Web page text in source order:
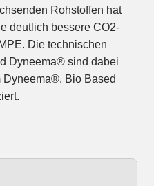
Rohstoffen hat
deutlich bessere CO2-
Die technischen
Dyneema® sind dabei
Dyneema®. Bio Based